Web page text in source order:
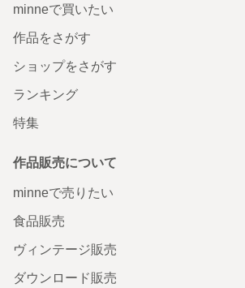
minneで買いたい
作品をさがす
ショップをさがす
ランキング
特集
作品販売について
minneで売りたい
食品販売
ヴィンテージ販売
ダウンロード販売